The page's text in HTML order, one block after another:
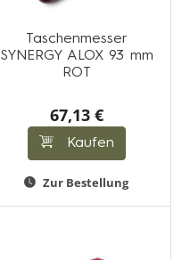
Taschenmesser
SYNERGY ALOX 93 mm
ROT
67,13 €
Kaufen
Zur Bestellung